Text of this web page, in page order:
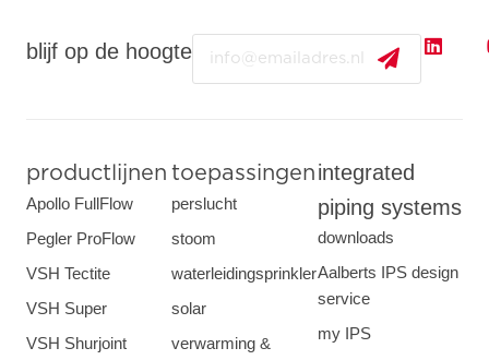
blijf op de hoogte
productlijnen
Apollo FullFlow
Pegler ProFlow
VSH Tectite
VSH Super
VSH Shurjoint
toepassingen
perslucht
stoom
waterleidingsprinkler
solar
verwarming &
integrated
piping systems
downloads
Aalberts IPS design
service
my IPS